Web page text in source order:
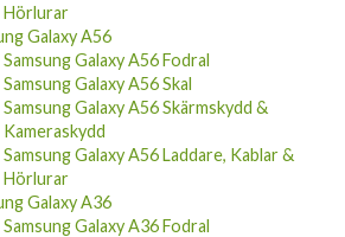
Hörlurar
Galaxy A56
Samsung Galaxy A56 Fodral
Samsung Galaxy A56 Skal
Samsung Galaxy A56 Skärmskydd &
Kameraskydd
Samsung Galaxy A56 Laddare, Kablar &
Hörlurar
Galaxy A36
Samsung Galaxy A36 Fodral